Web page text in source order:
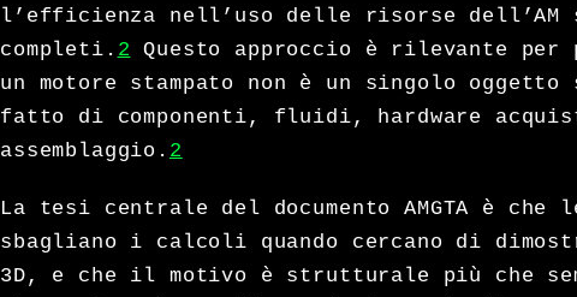
l’efficienza nell’uso delle risorse dell’AM
completi. 2 Questo approccio è rilevante per
un motore stampato non è un singolo oggetto
fatto di componenti, fluidi, hardware
assemblaggio. 2
La tesi centrale del documento AMGTA è che
sbagliano i calcoli quando cercano di
3D, e che il motivo è strutturale più che